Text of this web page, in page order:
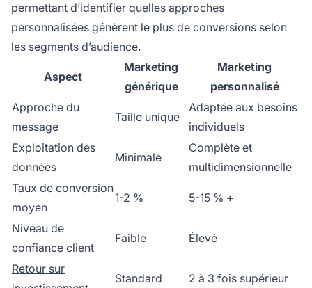
permettant d’identifier quelles approches
personnalisées génèrent le plus de conversions selon
les segments d’audience.
Aspect
Marketing
générique
Marketing
personnalisé
Approche du
message
Taille unique
Adaptée aux besoins
individuels
Exploitation des
données
Minimale
Complète et
multidimensionnelle
Taux de conversion
moyen
1-2 % 5-15 % +
Niveau de
confiance client
Faible Élevé
Retour sur
Standard 2 à 3 fois supérieur